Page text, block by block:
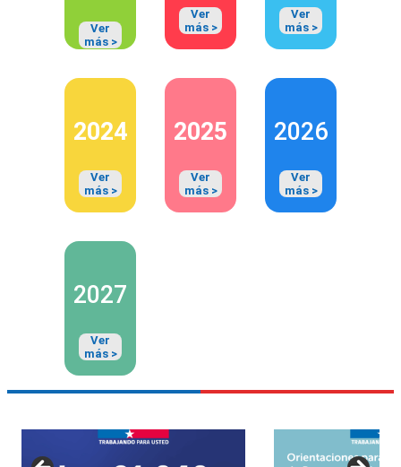
Ver
más >
Ver
más >
Ver
más >
2024
Ver
más >
2025
Ver
más >
2026
Ver
más >
2027
Ver
más >